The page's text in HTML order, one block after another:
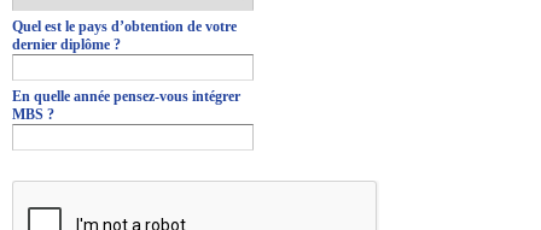
Quel est le pays d’obtention de votre
dernier diplôme ?
En quelle année pensez-vous intégrer
MBS ?